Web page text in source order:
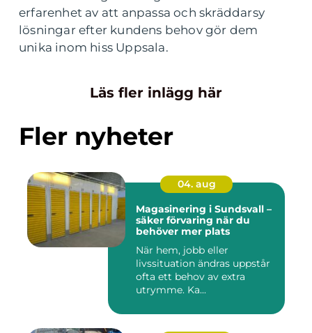
erfarenhet av att anpassa och skräddarsy
lösningar efter kundens behov gör dem
unika inom hiss Uppsala.
Läs fler inlägg här
Fler nyheter
04. aug
Magasinering i Sundsvall –
säker förvaring när du
behöver mer plats
När hem, jobb eller
livssituation ändras uppstår
ofta ett behov av extra
utrymme. Ka...